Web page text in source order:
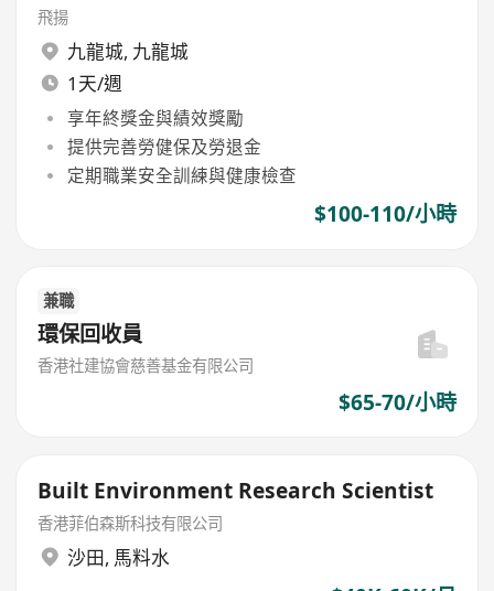
飛揚
九龍城, 九龍城
1天/週
享年終獎金與績效獎勵
提供完善勞健保及勞退金
定期職業安全訓練與健康檢查
$100-110/小時
兼職
環保回收員
香港社建協會慈善基金有限公司
$65-70/小時
Built Environment Research Scientist
香港菲伯森斯科技有限公司
沙田, 馬料水